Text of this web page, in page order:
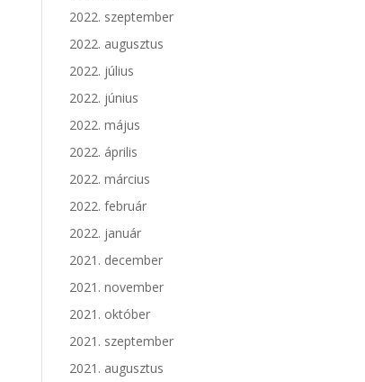
2022. szeptember
2022. augusztus
2022. július
2022. június
2022. május
2022. április
2022. március
2022. február
2022. január
2021. december
2021. november
2021. október
2021. szeptember
2021. augusztus